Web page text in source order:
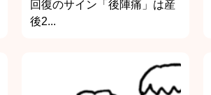
回復のサイン「後陣痛」は産
後2...